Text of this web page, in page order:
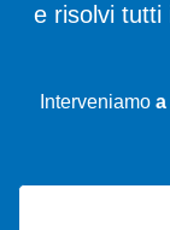
e risolvi tutti
Interveniamo a